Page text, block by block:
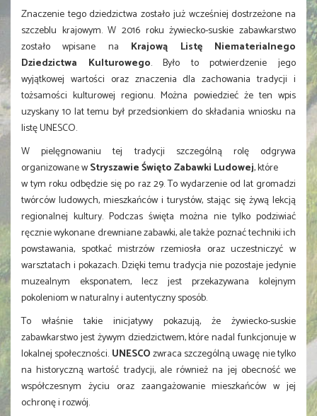
Znaczenie tego dziedzictwa zostało już wcześniej dostrzeżone na
szczeblu krajowym. W 2016 roku żywiecko-suskie zabawkarstwo
zostało wpisane na Krajową Listę Niematerialnego
Dziedzictwa Kulturowego. Było to potwierdzenie jego
wyjątkowej wartości oraz znaczenia dla zachowania tradycji i
tożsamości kulturowej regionu. Można powiedzieć że ten wpis
uzyskany 10 lat temu był przedsionkiem do składania wniosku na
listę UNESCO.
W pielęgnowaniu tej tradycji szczególną rolę odgrywa
organizowane wStryszawie Święto Zabawki Ludowej, które
w tym roku odbędzie się po raz 29. To wydarzenie od lat gromadzi
twórców ludowych, mieszkańców i turystów, stając się żywą lekcją
regionalnej kultury. Podczas święta można nie tylko podziwiać
ręcznie wykonane drewniane zabawki, ale także poznać techniki ich
powstawania, spotkać mistrzów rzemiosła oraz uczestniczyć w
warsztatach i pokazach. Dzięki temu tradycja nie pozostaje jedynie
muzealnym eksponatem, lecz jest przekazywana kolejnym
pokoleniom w naturalny i autentyczny sposób.
To właśnie takie inicjatywy pokazują, że żywiecko-suskie
zabawkarstwo jest żywym dziedzictwem, które nadal funkcjonuje w
lokalnej społeczności. UNESCOzwraca szczególną uwagę nie tylko
na historyczną wartość tradycji, ale również na jej obecność we
współczesnym życiu oraz zaangażowanie mieszkańców w jej
ochronę i rozwój.